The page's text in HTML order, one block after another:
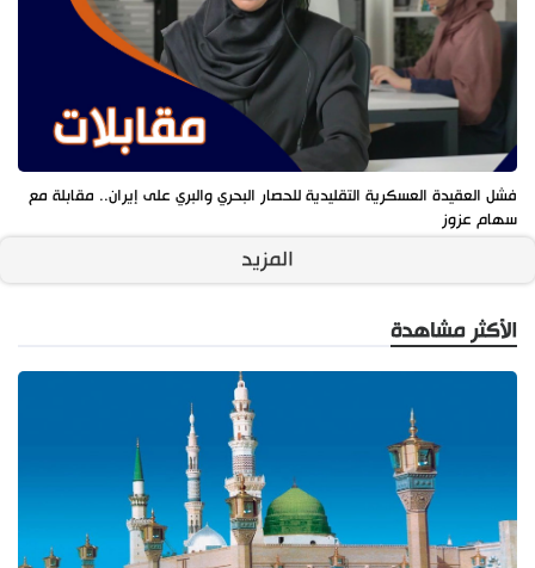
فشل العقيدة العسكرية التقليدية للحصار البحري والبري على إيران.. مقابلة مع
سهام عزوز
المزيد
الأكثر مشاهدة